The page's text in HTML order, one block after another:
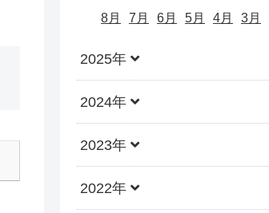
8月 7月 6月 5月 4月 3月
2025年
2024年
2023年
2022年